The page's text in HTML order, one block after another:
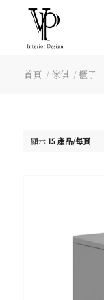
首頁 / 傢俱 /櫃子
顯示15 產品/每頁